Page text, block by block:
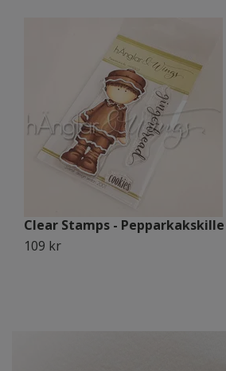
Clear Stamps - Pepparkakskille
109 kr